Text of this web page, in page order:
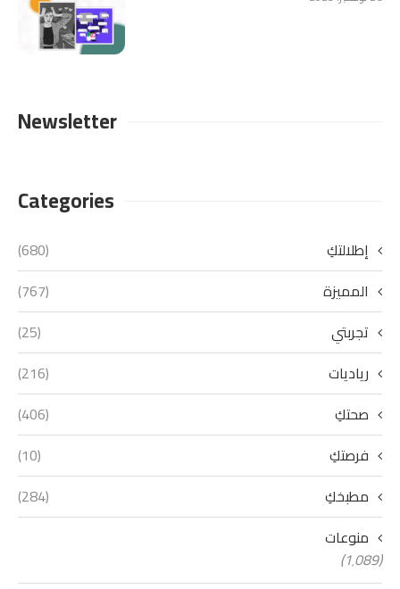
Newsletter
Categories
إطلالتكِ
(680)
المميزة
(767)
تجربتي
(25)
رياديات
(216)
صحتكِ
(406)
فرصتكِ
(10)
مطبخكِ
(284)
منوعات
(1٬089)